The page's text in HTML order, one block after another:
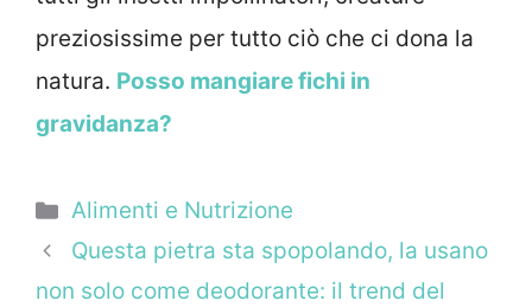
preziosissime per tutto ciò che ci dona la
natura. Posso mangiare fichi in
gravidanza?
Categorie
Alimenti e Nutrizione
Questa pietra sta spopolando, la usano
non solo come deodorante: il trend del